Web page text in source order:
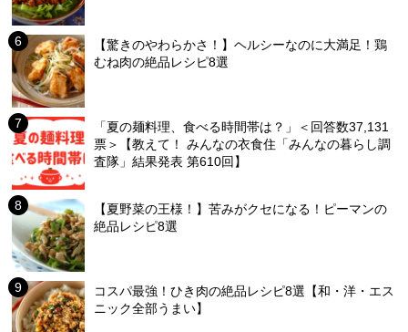
【驚きのやわらかさ！】ヘルシーなのに大満足！鶏
むね肉の絶品レシピ8選
「夏の麺料理、食べる時間帯は？」＜回答数37,131
票＞【教えて！ みんなの衣食住「みんなの暮らし調
査隊」結果発表 第610回】
【夏野菜の王様！】苦みがクセになる！ピーマンの
絶品レシピ8選
コスパ最強！ひき肉の絶品レシピ8選【和・洋・エス
ニック全部うまい】